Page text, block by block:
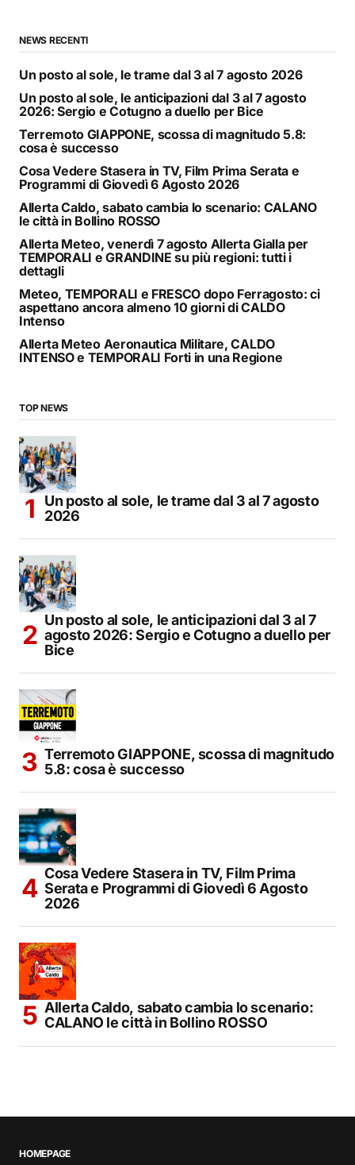
NEWS RECENTI
Un posto al sole, le trame dal 3 al 7 agosto 2026
Un posto al sole, le anticipazioni dal 3 al 7 agosto
2026: Sergio e Cotugno a duello per Bice
Terremoto GIAPPONE, scossa di magnitudo 5.8:
cosa è successo
Cosa Vedere Stasera in TV, Film Prima Serata e
Programmi di Giovedì 6 Agosto 2026
Allerta Caldo, sabato cambia lo scenario: CALANO
le città in Bollino ROSSO
Allerta Meteo, venerdì 7 agosto Allerta Gialla per
TEMPORALI e GRANDINE su più regioni: tutti i
dettagli
Meteo, TEMPORALI e FRESCO dopo Ferragosto: ci
aspettano ancora almeno 10 giorni di CALDO
Intenso
Allerta Meteo Aeronautica Militare, CALDO
INTENSO e TEMPORALI Forti in una Regione
TOP NEWS
Un posto al sole, le trame dal 3 al 7 agosto
2026
Un posto al sole, le anticipazioni dal 3 al 7
agosto 2026: Sergio e Cotugno a duello per
Bice
Terremoto GIAPPONE, scossa di magnitudo
5.8: cosa è successo
Cosa Vedere Stasera in TV, Film Prima
Serata e Programmi di Giovedì 6 Agosto
2026
Allerta Caldo, sabato cambia lo scenario:
CALANO le città in Bollino ROSSO
HOMEPAGE